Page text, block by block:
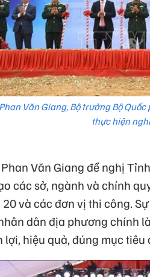
Văn Giang, Bộ trưởng Bộ Quốc
thực hiện
Văn Giang đề nghị
các sở, ngành và chính
và các đơn vị thi công.
dân địa phương chính
lợi, hiệu quả, đúng mục tiêu